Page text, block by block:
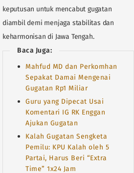
keputusan untuk mencabut gugatan
diambil demi menjaga stabilitas dan
keharmonisan di Jawa Tengah.
Baca Juga:
Mahfud MD dan Perkomhan
Sepakat Damai Mengenai
Gugatan Rp1 Miliar
Guru yang Dipecat Usai
Komentari IG RK Enggan
Ajukan Gugatan
Kalah Gugatan Sengketa
Pemilu: KPU Kalah oleh 5
Partai, Harus Beri “Extra
Time” 1x24 Jam